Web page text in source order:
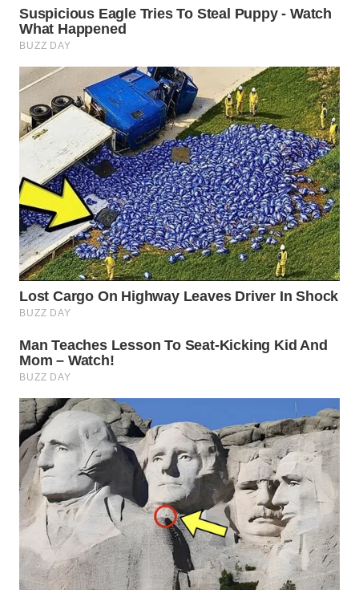
MAJALENGKA
SUBANG
WN
SUKABUMI
WN
PURWAKARTA
WN
PRIANGAN
TIMUR
WN
WN
SOLO
WN
BOROBUDUR
WN
MADURA
WN
SURABAYA